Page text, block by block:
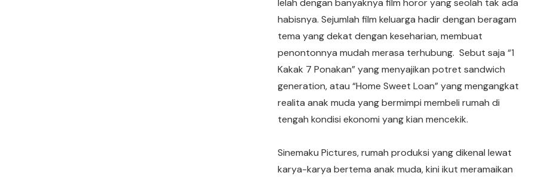
lelah dengan banyaknya film horor yang seolah tak ada
habisnya. Sejumlah film keluarga hadir dengan beragam
tema yang dekat dengan keseharian, membuat
penontonnya mudah merasa terhubung.Sebut saja “1
Kakak 7 Ponakan” yang menyajikan potret sandwich
generation, atau “Home Sweet Loan” yang mengangkat
realita anak muda yang bermimpi membeli rumah di
tengah kondisi ekonomi yang kian mencekik.
Sinemaku Pictures, rumah produksi yang dikenal lewat
karya-karya bertema anak muda, kini ikut meramaikan